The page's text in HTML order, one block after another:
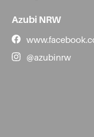
Azubi NRW
@azubinrw